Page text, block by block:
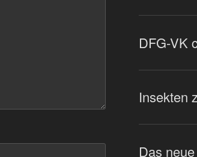
DFG-VK
Insekten
Das